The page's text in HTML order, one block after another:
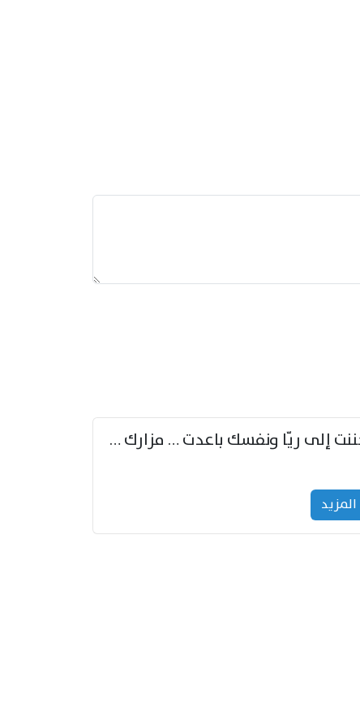
حننت إلى ريّا ونفسك باعدت … مزارك من ريّا وشعباكما معا
المزید